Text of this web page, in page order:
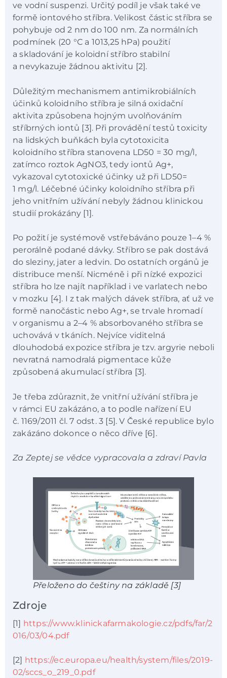
ve vodní suspenzi. Určitý podíl je však také ve
formě iontového stříbra. Velikost částic stříbra se
pohybuje od 2 nm do 100 nm. Za normálních
podmínek (20 °C a 1013,25 hPa) použití
a skladování je koloidní stříbro stabilní
a nevykazuje žádnou aktivitu [2].
Důležitým mechanismem antimikrobiálních
účinků koloidního stříbra je silná oxidační
aktivita způsobena hojným uvolňováním
stříbrných iontů [3]. Při provádění testů toxicity
na lidských buňkách byla cytotoxicita
koloidního stříbra stanovena LD50 = 30 mg/l,
zatímco roztok AgNO3, tedy iontů Ag+,
vykazoval cytotoxické účinky už při LD50=
1 mg/l. Léčebné účinky koloidního stříbra při
jeho vnitřním užívání nebyly žádnou klinickou
studií prokázány [1].
Po požití je systémově vstřebáváno pouze 1–4 %
perorálně podané dávky. Stříbro se pak dostává
do sleziny, jater a ledvin. Do ostatních orgánů je
distribuce menší. Nicméně i při nízké expozici
stříbra ho lze najít například i ve varlatech nebo
v mozku [4]. I z tak malých dávek stříbra, ať už ve
formě nanočástic nebo Ag+, se trvale hromadí
v organismu a 2–4 % absorbovaného stříbra se
uchovává v tkáních. Nejvíce viditelná
dlouhodobá expozice stříbra je tzv. argyrie neboli
nevratná namodralá pigmentace kůže
způsobená akumulací stříbra [3].
Je třeba zdůraznit, že vnitřní užívání stříbra je
v rámci EU zakázáno, a to podle nařízení EU
č. 1169/2011 čl. 7 odst. 3 [5]. V České republice bylo
zakázáno dokonce o něco dříve [6].
Za Zeptej se vědce vypracovala a zdraví Pavla
Přeloženo do češtiny na základě [3]
Zdroje
[1] https://www.klinickafarmakologie.cz/pdfs/far/2
016/03/04.pdf
[2] https://ec.europa.eu/health/system/files/2019-
02/sccs_o_219_0.pdf